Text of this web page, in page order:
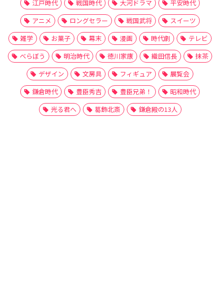
江戸時代 戦国時代 大河ドラマ
平安時代
アニメ
ロングセラー 戦国武将
スイーツ
雑学
お菓子 幕末 漫画 時代劇
テレビ
べらぼう
明治時代 徳川家康 織田信長
抹茶
デザイン
文房具 フィギュア
展覧会
鎌倉時代
豊臣秀吉 豊臣兄弟！
昭和時代
光る君へ
葛飾北斎 鎌倉殿の13人